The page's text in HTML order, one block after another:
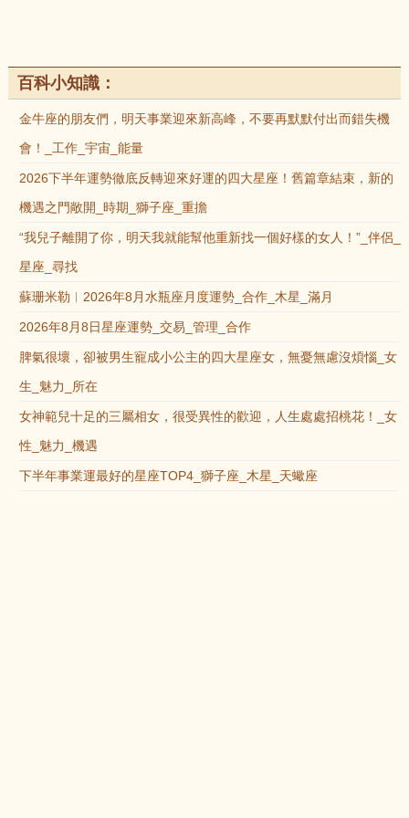
百科小知識：
金牛座的朋友們，明天事業迎來新高峰，不要再默默付出而錯失機
會！_工作_宇宙_能量
2026下半年運勢徹底反轉迎來好運的四大星座！舊篇章結束，新的
機遇之門敞開_時期_獅子座_重擔
“我兒子離開了你，明天我就能幫他重新找一個好樣的女人！”_伴侶_
星座_尋找
蘇珊米勒︱2026年8月水瓶座月度運勢_合作_木星_滿月
2026年8月8日星座運勢_交易_管理_合作
脾氣很壞，卻被男生寵成小公主的四大星座女，無憂無慮沒煩惱_女
生_魅力_所在
女神範兒十足的三屬相女，很受異性的歡迎，人生處處招桃花！_女
性_魅力_機遇
下半年事業運最好的星座TOP4_獅子座_木星_天蠍座